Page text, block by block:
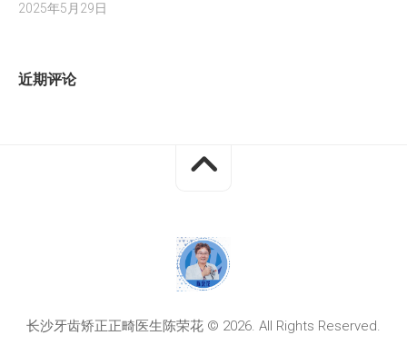
2025年5月29日
近期评论
长沙牙齿矫正正畸医生陈荣花 © 2026. All Rights Reserved.